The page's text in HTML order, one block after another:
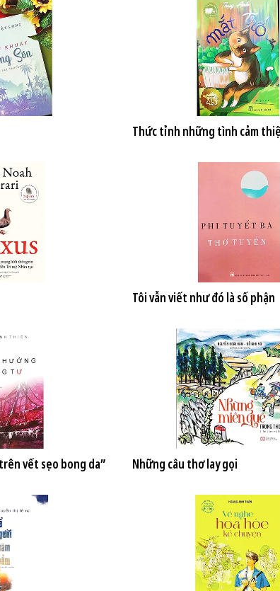
Thức tỉnh những tình cảm
Tôi vẫn viết như đó là số phận
vết sẹo bong da” Những câu thơ lay gọi